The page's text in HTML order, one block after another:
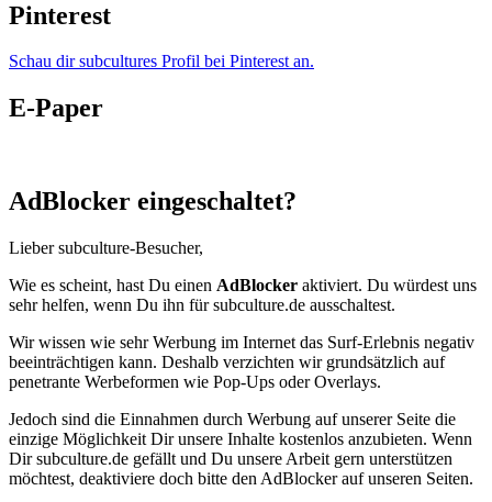
Pinterest
Schau dir subcultures Profil bei Pinterest an.
E-Paper
AdBlocker eingeschaltet?
Lieber subculture-Besucher,
Wie es scheint, hast Du einen AdBlocker aktiviert. Du würdest uns
sehr helfen, wenn Du ihn für subculture.de ausschaltest.
Wir wissen wie sehr Werbung im Internet das Surf-Erlebnis negativ
beeinträchtigen kann. Deshalb verzichten wir grundsätzlich auf
penetrante Werbeformen wie Pop-Ups oder Overlays.
Jedoch sind die Einnahmen durch Werbung auf unserer Seite die
einzige Möglichkeit Dir unsere Inhalte kostenlos anzubieten. Wenn
Dir subculture.de gefällt und Du unsere Arbeit gern unterstützen
möchtest, deaktiviere doch bitte den AdBlocker auf unseren Seiten.